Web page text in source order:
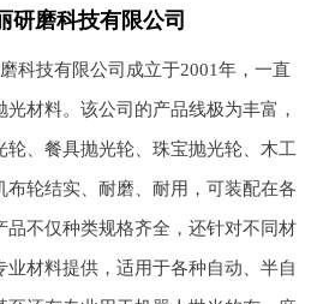
研磨科技有限公司
科技有限公司成立于2001年，一直
材料。该公司的产品线极为丰富，
轮、餐具抛光轮、珠宝抛光轮、木工
布轮结实、耐磨、耐用，可装配在各
品不仅种类规格齐全，还针对不同材
业材料提供，适用于各种自动、半自